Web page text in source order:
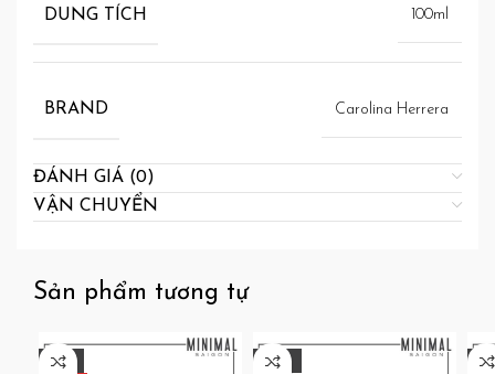
DUNG TÍCH 100ml
BRAND Carolina Herrera
ĐÁNH GIÁ (0)
VẬN CHUYỂN
Sản phẩm tương tự
-21%
-36%
-